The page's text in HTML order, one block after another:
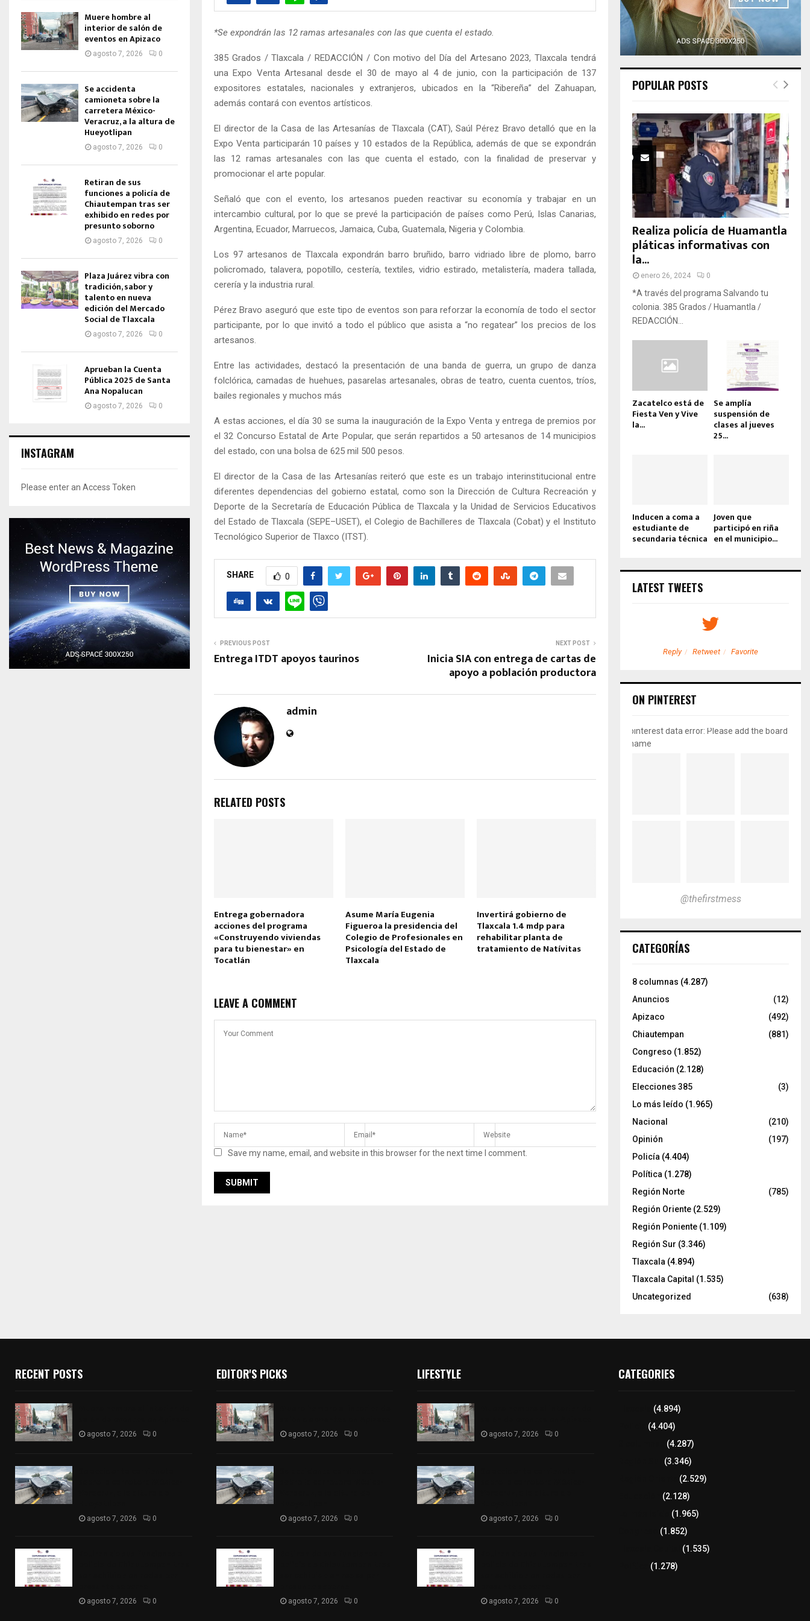
*Se expondrán las 12 ramas artesanales con las que cuenta el estado.
385 Grados / Tlaxcala / REDACCIÓN / Con motivo del Día del Artesano 2023, Tlaxcala tendrá
una Expo Venta Artesanal desde el 30 de mayo al 4 de junio, con la participación de 137
expositores estatales, nacionales y extranjeros, ubicados en la “Ribereña” del Zahuapan,
además contará con eventos artísticos.
El director de la Casa de las Artesanías de Tlaxcala (CAT), Saúl Pérez Bravo detalló que en la
Expo Venta participarán 10 países y 10 estados de la República, además de que se expondrán
las 12 ramas artesanales con las que cuenta el estado, con la finalidad de preservar y
promocionar el arte popular.
Señaló que con el evento, los artesanos pueden reactivar su economía y trabajar en un
intercambio cultural, por lo que se prevé la participación de países como Perú, Islas Canarias,
Argentina, Ecuador, Marruecos, Jamaica, Cuba, Guatemala, Nigeria y Colombia.
Los 97 artesanos de Tlaxcala expondrán barro bruñido, barro vidriado libre de plomo, barro
policromado, talavera, popotillo, cestería, textiles, vidrio estirado, metalistería, madera tallada,
cerería y la industria rural.
Pérez Bravo aseguró que este tipo de eventos son para reforzar la economía de todo el sector
participante, por lo que invitó a todo el público que asista a “no regatear” los precios de los
artesanos.
Entre las actividades, destacó la presentación de una banda de guerra, un grupo de danza
folclórica, camadas de huehues, pasarelas artesanales, obras de teatro, cuenta cuentos, tríos,
bailes regionales y muchos más
A estas acciones, el día 30 se suma la inauguración de la Expo Venta y entrega de premios por
el 32 Concurso Estatal de Arte Popular, que serán repartidos a 50 artesanos de 14 municipios
del estado, con una bolsa de 625 mil 500 pesos.
El director de la Casa de las Artesanías reiteró que este es un trabajo interinstitucional entre
diferentes dependencias del gobierno estatal, como son la Dirección de Cultura Recreación y
Deporte de la Secretaría de Educación Pública de Tlaxcala y la Unidad de Servicios Educativos
del Estado de Tlaxcala (SEPE–USET), el Colegio de Bachilleres de Tlaxcala (Cobat) y el Instituto
Tecnológico Superior de Tlaxco (ITST).
SHARE 0
PREVIOUS POST
Entrega ITDT apoyos taurinos
NEXT POST
Inicia SIA con entrega de cartas de
apoyo a población productora
admin
RELATED POSTS
Entrega gobernadora
acciones del programa
«Construyendo viviendas
para tu bienestar» en
Tocatlán
Asume María Eugenia
Figueroa la presidencia del
Colegio de Profesionales en
Psicología del Estado de
Tlaxcala
Invertirá gobierno de
Tlaxcala 1.4 mdp para
rehabilitar planta de
tratamiento de Natívitas
LEAVE A COMMENT
Save my name, email, and website in this browser for the next time I comment.
Muere hombre al
interior de salón de
eventos en Apizaco
agosto 7, 2026 0
Se accidenta
camioneta sobre la
carretera México-
Veracruz, a la altura de
Hueyotlipan
agosto 7, 2026 0
Retiran de sus
funciones a policía de
Chiautempan tras ser
exhibido en redes por
presunto soborno
agosto 7, 2026 0
Plaza Juárez vibra con
tradición, sabor y
talento en nueva
edición del Mercado
Social de Tlaxcala
agosto 7, 2026 0
Aprueban la Cuenta
Pública 2025 de Santa
Ana Nopalucan
agosto 7, 2026 0
INSTAGRAM
Please enter an Access Token
POPULAR POSTS
Realiza policía de Huamantla
pláticas informativas con
la...
enero 26, 2024 0
*A través del programa Salvando tu
colonia. 385 Grados / Huamantla /
REDACCIÓN...
Zacatelco está de
Fiesta Ven y Vive
la...
Se amplía
suspensión de
clases al jueves
25...
Inducen a coma a
estudiante de
secundaria técnica
Joven que
participó en riña
en el municipio...
LATEST TWEETS
Reply Retweet Favorite
ON PINTEREST
pinterest data error: Please add the board
name
@thefirstmess
CATEGORÍAS
8 columnas (4.287)
Anuncios
(12)
Apizaco
(492)
Chiautempan
(881)
Congreso (1.852)
Educación (2.128)
Elecciones 385
(3)
Lo más leído (1.965)
Nacional
(210)
Opinión
(197)
Policía (4.404)
Política (1.278)
Región Norte
(785)
Región Oriente (2.529)
Región Poniente (1.109)
Región Sur (3.346)
Tlaxcala (4.894)
Tlaxcala Capital (1.535)
Uncategorized
(638)
RECENT POSTS
agosto 7, 2026 0
agosto 7, 2026 0
agosto 7, 2026 0
EDITOR'S PICKS
agosto 7, 2026 0
agosto 7, 2026 0
agosto 7, 2026 0
LIFESTYLE
agosto 7, 2026 0
agosto 7, 2026 0
agosto 7, 2026 0
CATEGORIES
(4.894)
(4.404)
(4.287)
(3.346)
(2.529)
(2.128)
(1.965)
(1.852)
(1.535)
(1.278)